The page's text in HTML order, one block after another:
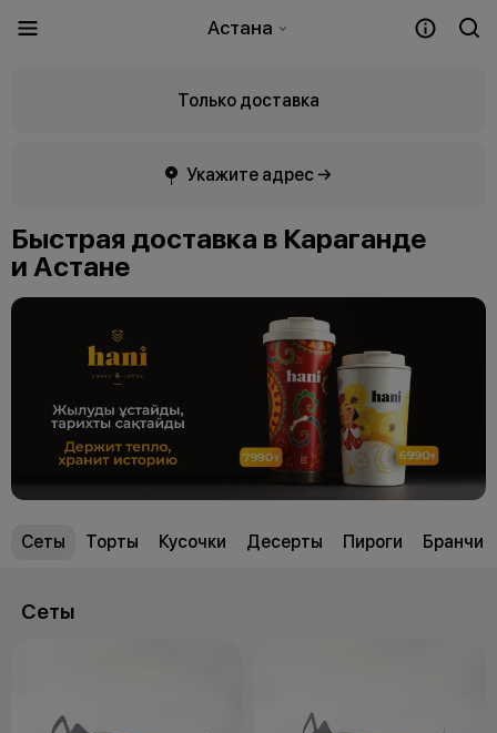
Астана
Только доставка
Укажите адрес →
Быстрая доставка в Караганде
и Астане
Сеты Торты Кусочки Десерты Пироги Бранчи
Сеты